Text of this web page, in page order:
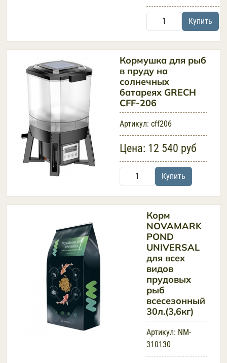
Купить
Кормушка для рыб
в пруду на
солнечных
батареях GRECH
CFF-206
Артикул: cff206
Цена: 12 540 руб
Купить
Корм
NOVAMARK
POND
UNIVERSAL
для всех
видов
прудовых
рыб
всесезонный
30л.(3,6кг)
Артикул: NM-
310130